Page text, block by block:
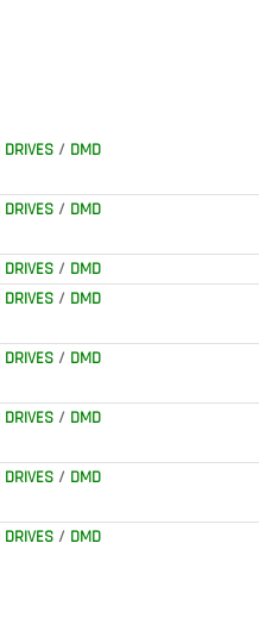
DRIVES/ DMD
DRIVES/ DMD
DRIVES/ DMD
DRIVES/ DMD
DRIVES/ DMD
DRIVES/ DMD
DRIVES/ DMD
DRIVES/ DMD